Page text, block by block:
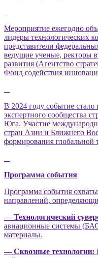
Мероприятие ежегодно
лидеры технологических
представители
ведущие ученые, ректоры
развития (Агентство
Фонд содействия
В 2024 году событие
экспертного сообщества
Юга. Участие
стран Азии и Ближнего
формирования глобальной
Программа события
Программа события
направлений,
— Технологический
авиационные системы
материалы.
— Сквозные технологии: